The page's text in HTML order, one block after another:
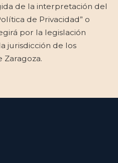
de la interpretación del
de Privacidad” o
por la legislación
jurisdicción de los
Zaragoza.